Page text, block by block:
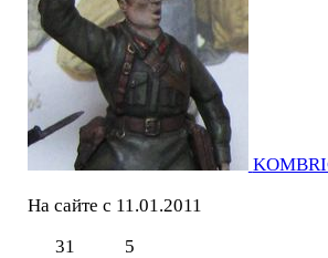
На сайте с 11.01.2011
31
5